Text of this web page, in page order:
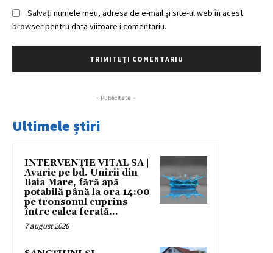
Salvați numele meu, adresa de e-mail și site-ul web în acest
browser pentru data viitoare i comentariu.
- Publicitate -
Ultimele știri
INTERVENȚIE VITAL SA |
Avarie pe bd. Unirii din
Baia Mare, fără apă
potabilă până la ora 14:00
pe tronsonul cuprins
între calea ferată...
7 august 2026